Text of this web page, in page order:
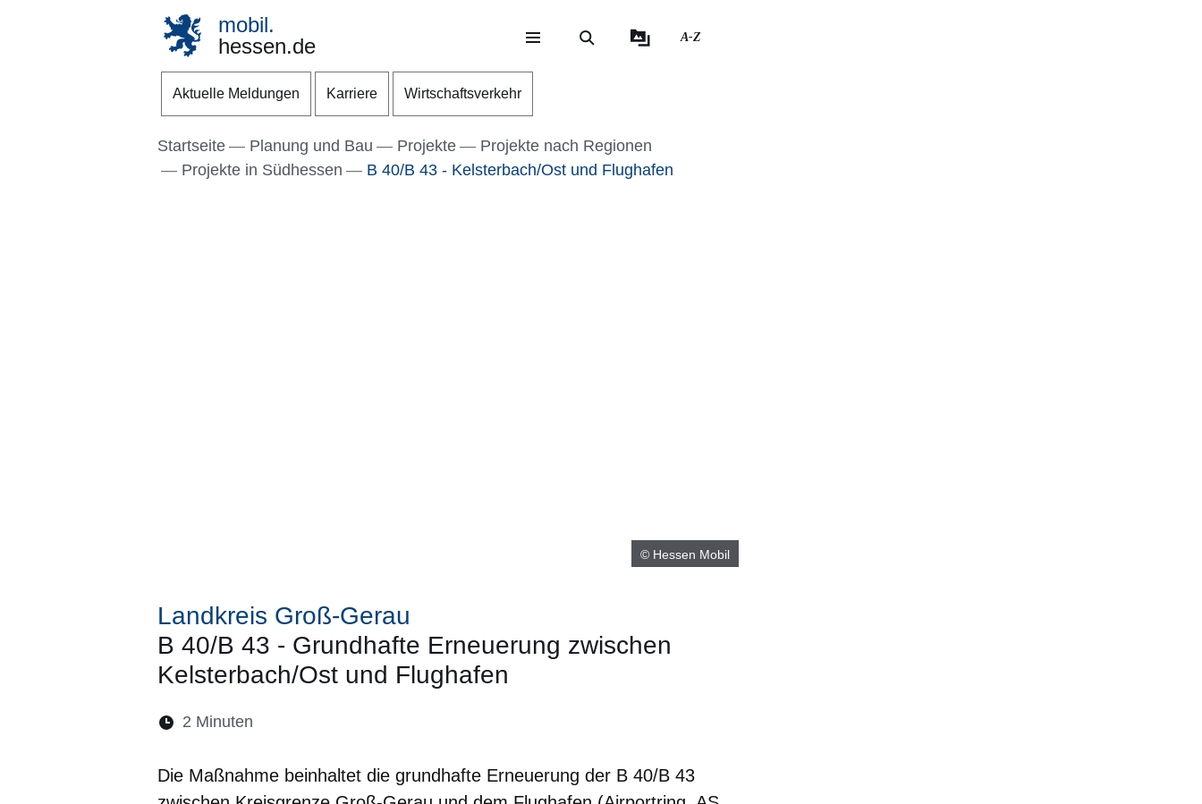
Direkt zum Kopf der Seite
Direkt zum Inhalt
Direkt zum Fuß der Seite
mobil.
hessen.de
A-Z
Aktuelle Meldungen Karriere Wirtschaftsverkehr
Startseite Planung und Bau Projekte
Projekte nach Regionen
Projekte in Südhessen
B 40/B 43 - Kelsterbach/Ost und Flughafen
© Hessen Mobil
Landkreis Groß-Gerau
B 40/B 43 - Grundhafte Erneuerung zwischen
Kelsterbach/Ost und Flughafen
Lesedauer:
2 Minuten
Die Maßnahme beinhaltet die grundhafte Erneuerung der B 40/B 43